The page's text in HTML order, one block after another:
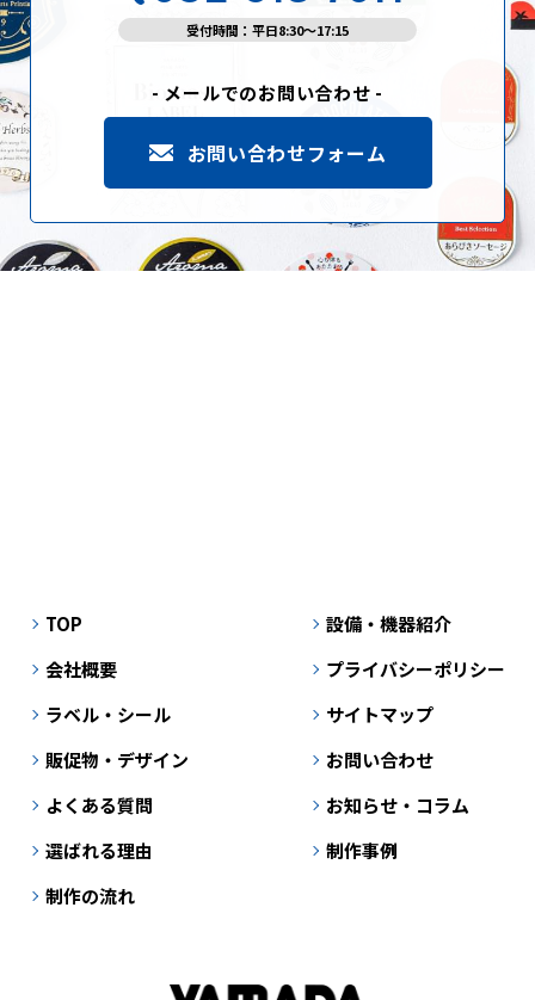
受付時間：平日8:30〜17:15
- メールでのお問い合わせ -
お問い合わせフォーム
TOP
会社概要
ラベル・シール
販促物・デザイン
よくある質問
選ばれる理由
制作の流れ
設備・機器紹介
プライバシーポリシー
サイトマップ
お問い合わせ
お知らせ・コラム
制作事例